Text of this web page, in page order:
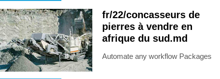
fr/22/concasseurs de
pierres à vendre en
afrique du sud.md
Automate any workflow Packages